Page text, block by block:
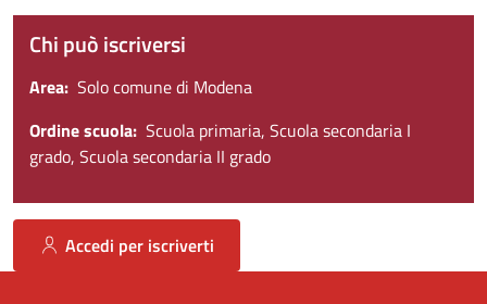
Chi può iscriversi
Area Solo comune di Modena
Ordine scuola Scuola primaria, Scuola secondaria I
grado, Scuola secondaria II grado
Accedi per iscriverti